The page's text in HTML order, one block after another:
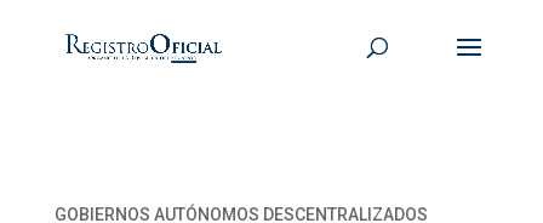
GOBIERNOS AUTÓNOMOS DESCENTRALIZADOS